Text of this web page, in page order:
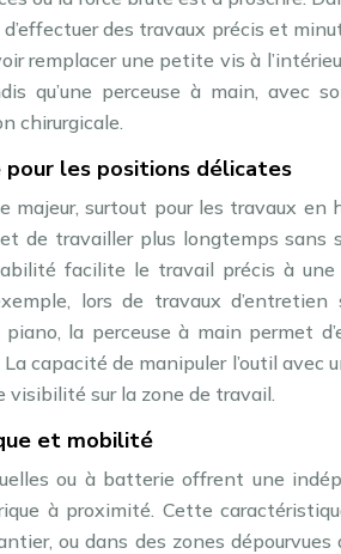
des travaux précis et
remplacer une petite vis à
qu’une perceuse à main, avec
chirurgicale.
les positions délicates
majeur, surtout pour les travaux en
de travailler plus longtemps
facilite le travail précis à
lors de travaux
la perceuse à main permet
La capacité de manipuler l’outil
visibilité sur la zone de travail.
et mobilité
ou à batterie offrent une
à proximité. Cette
ou dans des zones